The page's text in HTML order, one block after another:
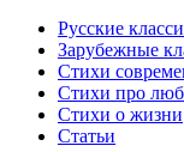
Русские
Зарубежные
Стихи
Стихи про
Стихи о жизни
Статьи